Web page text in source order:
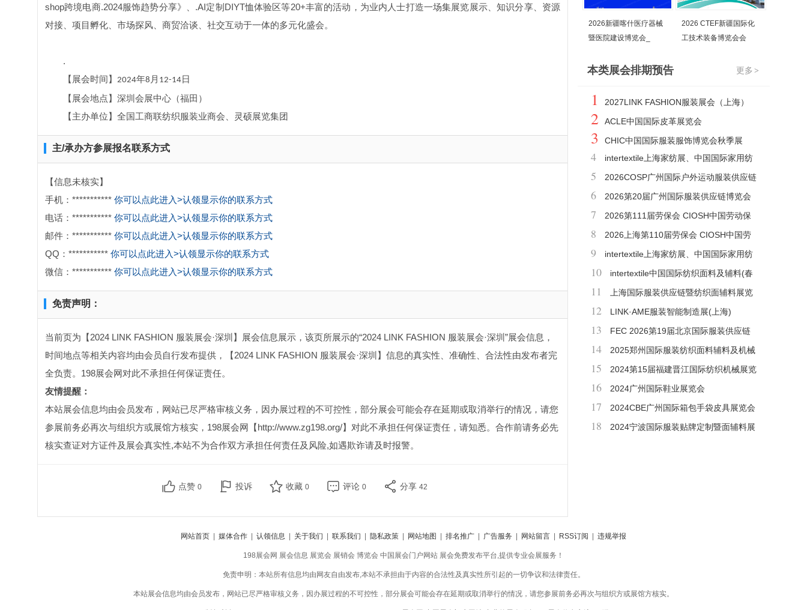
shop跨境电商.2024服饰趋势分享》、.AI定制 DIYT恤体验区等20+丰富的活动，为业内人士打造一场集展览展示、知识分享、资源
对接、项目孵化、市场探风、商贸洽谈、社交互动于一体的多元化盛会。
.
【展会时间】 2024年8 月 12-14日
【展会地点】深圳会展中心（福田）
【主办单位】全国工商联纺织服装业商会、灵硕展览集团
主/承办方参展报名联系方式
【信息未核实】
手机：*********** 你可以点此进入>认领显示你的联系方式
电话：*********** 你可以点此进入>认领显示你的联系方式
邮件：*********** 你可以点此进入>认领显示你的联系方式
QQ：*********** 你可以点此进入>认领显示你的联系方式
微信：*********** 你可以点此进入>认领显示你的联系方式
免责声明：
当前页为【2024 LINK FASHION 服装展会·深圳】展会信息展示，该页所展示的“2024 LINK FASHION 服装展会·深圳”展会信息，
时间地点等相关内容均由会员自行发布提供，【2024 LINK FASHION 服装展会·深圳】信息的真实性、准确性、合法性由发布者完
全负责。198展会网对此不承担任何保证责任。
友情提醒：
本站展会信息均由会员发布，网站已尽严格审核义务，因办展过程的不可控性，部分展会可能会存在延期或取消举行的情况，请您
参展前务必再次与组织方或展馆方核实，198展会网【http://www.zg198.org/】对此不承担任何保证责任，请知悉。合作前请务必先
核实查证对方证件及展会真实性,本站不为合作双方承担任何责任及风险,如遇欺诈请及时报警。
点赞 0 投诉 收藏 0 评论 0 分享 42
2026新疆喀什医疗器械
暨医院建设博览会_
2026 CTEF新疆国际化
工技术装备博览会会
更多 >
本类展会排期预告
1 2027LINK FASHION服装展会（上海）
2 ACLE中国国际皮革展览会
3 CHIC中国国际服装服饰博览会秋季展
4
intertextile上海家纺展、中国国际家用纺
织品及辅料(秋冬)博览会
5
2026COSP广州国际户外运动服装供应链
展览会
6
2026第20届广州国际服装供应链博览会
（时间+地点）
7
2026第111届劳保会 CIOSH中国劳动保
护用品交易会
8
2026上海第110届劳保会 CIOSH中国劳
动保护用品交易会
9
intertextile上海家纺展、中国国际家用纺
织品及辅料(春夏)博览会
10
intertextile中国国际纺织面料及辅料(春
夏)博览会
11
上海国际服装供应链暨纺织面辅料展览
会
12 LINK·AME服装智能制造展(上海)
13
FEC 2026第19届北京国际服装供应链
博览会
14
2025郑州国际服装纺织面料辅料及机械
展览会
15
2024第15届福建晋江国际纺织机械展览
会
16 2024广州国际鞋业展览会
17 2024CBE广州国际箱包手袋皮具展览会
18 2024宁波国际服装贴牌定制暨面辅料展
网站首页 媒体合作 认领信息 关于我们 联系我们 隐私政策 网站地图 排名推广 广告服务 网站留言 RSS订阅 违规举报
198展会网 展会信息 展览会 展销会 博览会 中国展会门户网站 展会免费发布平台,提供专业会展服务！
免责申明：本站所有信息均由网友自由发布,本站不承担由于内容的合法性及真实性所引起的一切争议和法律责任。
本站展会信息均由会员发布，网站已尽严格审核义务，因办展过程的不可控性，部分展会可能会存在延期或取消举行的情况，请您参展前务必再次与组织方或展馆方核实。